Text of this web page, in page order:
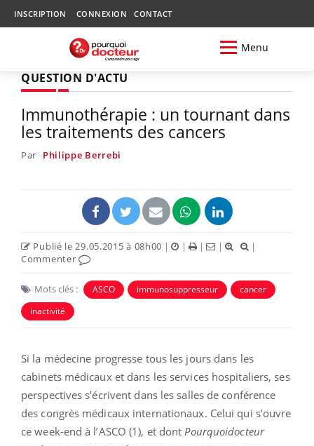
INSCRIPTION CONNEXION CONTACT
Menu
QUESTION D'ACTU
Immunothérapie : un tournant dans
les traitements des cancers
Par Philippe Berrebi
Publié le 29.05.2015 à 08h00 | | | |
|
Commenter
Mots clés : ASCO immunosuppresseur
cancer
inactivité
Si la médecine progresse tous les jours dans les
cabinets médicaux et dans les services hospitaliers, ses
perspectives s’écrivent dans les salles de conférence
des congrès médicaux internationaux. Celui qui s’ouvre
ce week-end à l’ASCO (1), et dont Pourquoidocteur